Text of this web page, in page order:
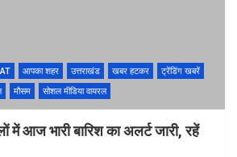
आपका शहर उत्तराखंड खबर हटकर
ट्रेंडिंग खबरें
मौसम सोशल मीडिया वायरल
में आज भारी बारिश का अलर्ट जारी, रहें